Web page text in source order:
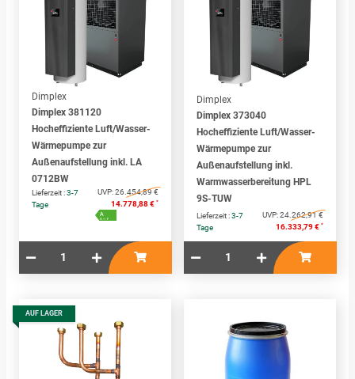
Dimplex
Dimplex 381120
Hocheffiziente Luft/Wasser-
Wärmepumpe zur
Außenaufstellung inkl. LA
0712BW
Lieferzeit :3-7
Tage
UVP:26.454,89 €
14.778,88 € *
A+ - F
A
Dimplex
Dimplex 373040
Hocheffiziente Luft/Wasser-
Wärmepumpe zur
Außenaufstellung inkl.
Warmwasserbereitung HPL
9S-TUW
Lieferzeit :3-7
Tage
UVP:24.262,91 €
16.333,79 € *
AUF LAGER